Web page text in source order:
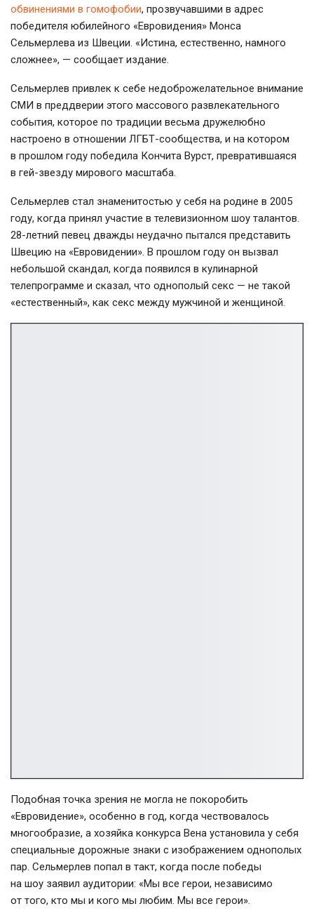
обвинениями в гомофобии, прозвучавшими в адрес
победителя юбилейного «Евровидения» Монса
Сельмерлева из Швеции. «Истина, естественно, намного
сложнее», — сообщает издание.
Сельмерлев привлек к себе недоброжелательное внимание
СМИ в преддверии этого массового развлекательного
события, которое по традиции весьма дружелюбно
настроено в отношении ЛГБТ-сообщества, и на котором
в прошлом году победила Кончита Вурст, превратившаяся
в гей-звезду мирового масштаба.
Сельмерлев стал знаменитостью у себя на родине в 2005
году, когда принял участие в телевизионном шоу талантов.
28-летний певец дважды неудачно пытался представить
Швецию на «Евровидении». В прошлом году он вызвал
небольшой скандал, когда появился в кулинарной
телепрограмме и сказал, что однополый секс — не такой
«естественный», как секс между мужчиной и женщиной.
Подобная точка зрения не могла не покоробить
«Евровидение», особенно в год, когда чествовалось
многообразие, а хозяйка конкурса Вена установила у себя
специальные дорожные знаки с изображением однополых
пар. Сельмерлев попал в такт, когда после победы
на шоу заявил аудитории: «Мы все герои, независимо
от того, кто мы и кого мы любим. Мы все герои».